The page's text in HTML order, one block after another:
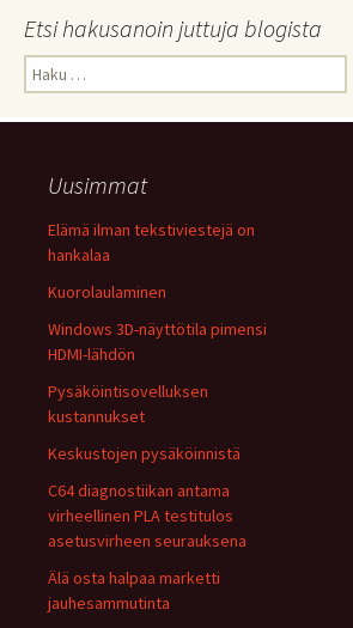
Etsi hakusanoin juttuja blogista
Haku:
Uusimmat
Elämä ilman tekstiviestejä on
hankalaa
Kuorolaulaminen
Windows 3D-näyttötila pimensi
HDMI-lähdön
Pysäköintisovelluksen
kustannukset
Keskustojen pysäköinnistä
C64 diagnostiikan antama
virheellinen PLA testitulos
asetusvirheen seurauksena
Älä osta halpaa marketti
jauhesammutinta